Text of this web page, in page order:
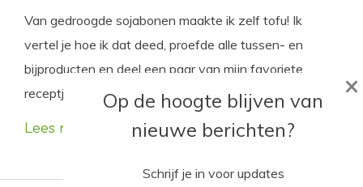
Van gedroogde sojabonen maakte ik zelf tofu! Ik
vertel je hoe ik dat deed, proefde alle tussen- en
bijproducten en deel een paar van mijn favoriete
receptjes met je.
Lees meer
Op de hoogte blijven van
nieuwe berichten?
Schrijf je in voor updates
×